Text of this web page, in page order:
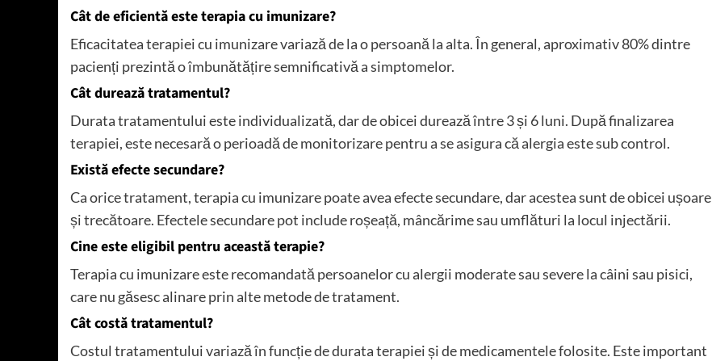
Cât de eficientă este terapia cu imunizare?
Eficacitatea terapiei cu imunizare variază de la o persoană la alta. În general, aproximativ 80% dintre
pacienți prezintă o îmbunătățire semnificativă a simptomelor.
Cât durează tratamentul?
Durata tratamentului este individualizată, dar de obicei durează între 3 și 6 luni. După finalizarea
terapiei, este necesară o perioadă de monitorizare pentru a se asigura că alergia este sub control.
Există efecte secundare?
Ca orice tratament, terapia cu imunizare poate avea efecte secundare, dar acestea sunt de obicei ușoare
și trecătoare. Efectele secundare pot include roșeață, mâncărime sau umflături la locul injectării.
Cine este eligibil pentru această terapie?
Terapia cu imunizare este recomandată persoanelor cu alergii moderate sau severe la câini sau pisici,
care nu găsesc alinare prin alte metode de tratament.
Cât costă tratamentul?
Costul tratamentului variază în funcție de durata terapiei și de medicamentele folosite. Este important